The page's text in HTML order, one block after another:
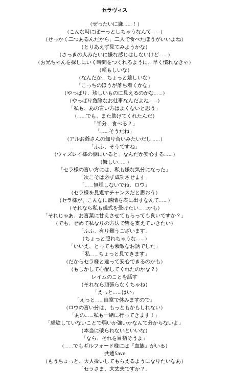
セラヴィス
（ぜったいに嫌……！）
（こんな時にぼーっとしちゃうなんて……）
（せっかく二つあるんだから、二人で食べたほうがいいよね）
（とりあえず見てみようかな）
（さっきの人みたいに嫌な感じはしないけど……）
（お兄ちゃんを探しにいく時間をつくれるように、早く慣れなきゃ）
（頼もしいな）
（なんだか、ちょっと嬉しいな）
「こっちのほうが落ち着くかな」
（やっぱり、珍しいものに見えるのかな……）
（やっぱり危険なお仕事なんだよね……）
「私も、あの言い方はよくないと思う」
（……でも、また助けてくれたんだ）
「半分、食べる？」
「……そうだね」
（アルお爺さんの知り合いみたいだし……）
「ふふ、そうですね」
（ウィズレイ様の側にいると、なんだか安心する……）
（悔しい……）
「セラ様の言い方には、私も嫌な気分になった」
「次こそは必ず成功させます」
「……無理しないでね、ロウ」
（セラ様を見返すチャンスだと思おう）
（セラ様が、こんなに感情を表に出すなんて……）
（それなら私も儀式を受けたい……かも）
「それじゃあ、お言葉に甘えさせてもらっても良いですか？」
（でも、せめて私なりの方法で皆を支えていきたい）
「ふふ、有り難うございます」
（ちょっと照れちゃうな……）
「いいえ、とっても素敵なお話でした」
「私……ちょっと見てきます」
（だからセラ様と違って安心できるのかも）
（もしかして心配してくれたのかな？）
レイムのことを話す
（それなら頑張らなくちゃね）
「えっと……はい」
「えっと……自室で休みますので」
（ロウの言い分は、もっともかもしれない）
「あの……私も一緒に行ってきます！」
「経験していないことで弱いか強いかなんて分からないよ」
（本当に破られないといいな）
「なら、それを目指そうよ」
（……でもギルフォード様には『血族』がいる）
共通Save
（もうちょっと、大人扱いしてもらえるようになりたいなあ）
「セラさま、大丈夫ですか？」